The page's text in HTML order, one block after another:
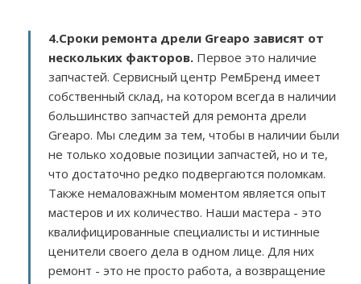
4.Сроки ремонта дрели Greapo зависят от
нескольких факторов. Первое это наличие
запчастей. Сервисный центр РемБренд имеет
собственный склад, на котором всегда в наличии
большинство запчастей для ремонта дрели
Greapo. Мы следим за тем, чтобы в наличии были
не только ходовые позиции запчастей, но и те,
что достаточно редко подвергаются поломкам.
Также немаловажным моментом является опыт
мастеров и их количество. Наши мастера - это
квалифицированные специалисты и истинные
ценители своего дела в одном лице. Для них
ремонт - это не просто работа, а возвращение